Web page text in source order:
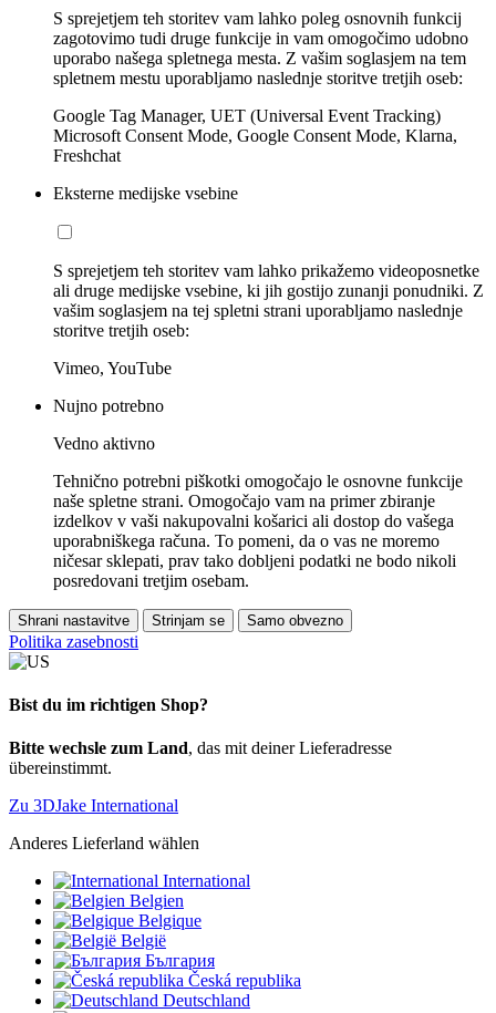
S sprejetjem teh storitev vam lahko poleg osnovnih funkcij
zagotovimo tudi druge funkcije in vam omogočimo udobno
uporabo našega spletnega mesta. Z vašim soglasjem na tem
spletnem mestu uporabljamo naslednje storitve tretjih oseb:
Google Tag Manager, UET (Universal Event Tracking)
Microsoft Consent Mode, Google Consent Mode, Klarna,
Freshchat
Eksterne medijske vsebine
S sprejetjem teh storitev vam lahko prikažemo videoposnetke
ali druge medijske vsebine, ki jih gostijo zunanji ponudniki. Z
vašim soglasjem na tej spletni strani uporabljamo naslednje
storitve tretjih oseb:
Vimeo, YouTube
Nujno potrebno
Vedno aktivno
Tehnično potrebni piškotki omogočajo le osnovne funkcije
naše spletne strani. Omogočajo vam na primer zbiranje
izdelkov v vaši nakupovalni košarici ali dostop do vašega
uporabniškega računa. To pomeni, da o vas ne moremo
ničesar sklepati, prav tako dobljeni podatki ne bodo nikoli
posredovani tretjim osebam.
Shrani nastavitve Strinjam se Samo obvezno
Politika zasebnosti
Bist du im richtigen Shop?
Bitte wechsle zum Land, das mit deiner Lieferadresse
übereinstimmt.
Zu 3DJake International
Anderes Lieferland wählen
International
Belgien
Belgique
België
България
Česká republika
Deutschland